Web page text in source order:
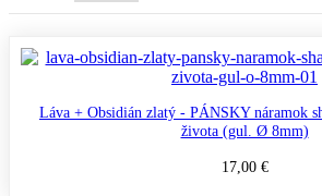
Láva + Obsidián zlatý - PÁNSKY náramok
života (gul. Ø 8mm)
17,00 €